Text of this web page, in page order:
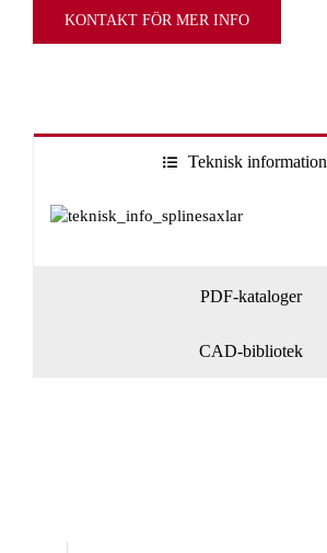
KONTAKT FÖR MER INFO
Teknisk information
PDF-kataloger
CAD-bibliotek